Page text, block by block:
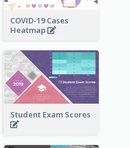
COVID-19 Cases
Heatmap
Student Exam Scores